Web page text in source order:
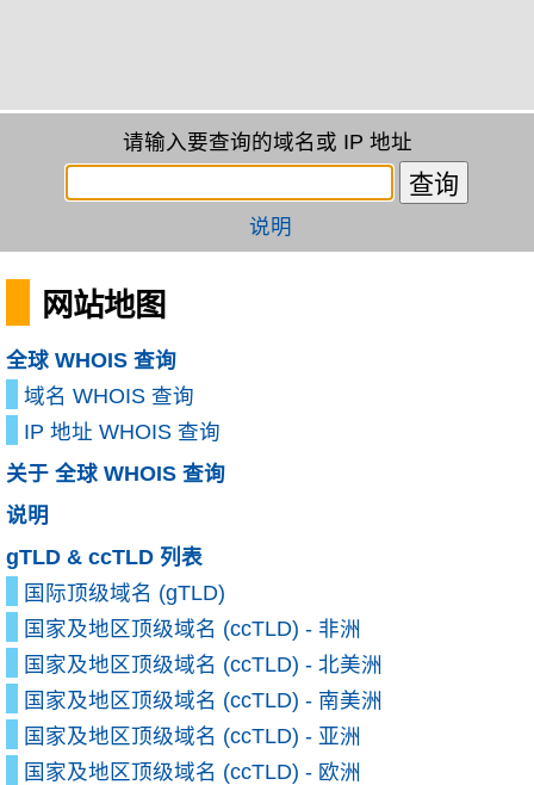
请输入要查询的域名或 IP 地址
说明
网站地图
全球 WHOIS 查询
域名 WHOIS 查询
IP 地址 WHOIS 查询
关于 全球 WHOIS 查询
说明
gTLD & ccTLD 列表
国际顶级域名 (gTLD)
国家及地区顶级域名 (ccTLD) - 非洲
国家及地区顶级域名 (ccTLD) - 北美洲
国家及地区顶级域名 (ccTLD) - 南美洲
国家及地区顶级域名 (ccTLD) - 亚洲
国家及地区顶级域名 (ccTLD) - 欧洲